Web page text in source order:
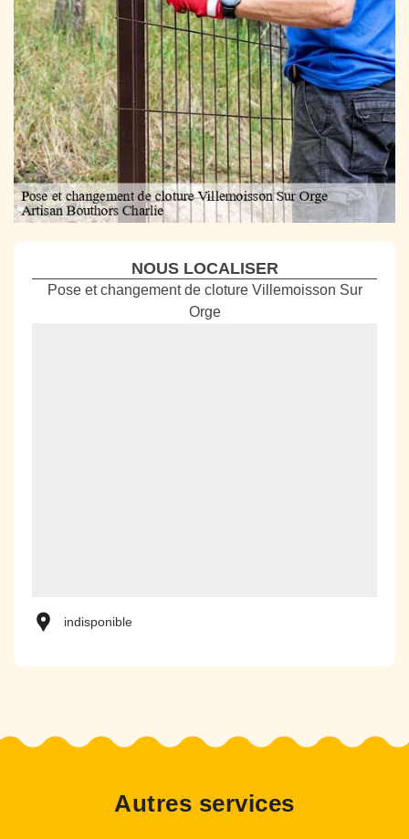
NOUS LOCALISER
Pose et changement de cloture Villemoisson Sur
Orge
indisponible
Autres services